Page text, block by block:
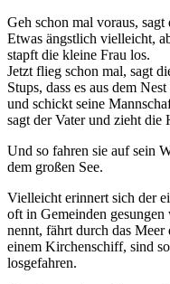
Geh schon mal voraus,
Etwas ängstlich vielleicht,
stapft die kleine Frau los.
Jetzt flieg schon mal, sagt
Stups, dass es aus dem
und schickt seine
sagt der Vater und zieht
Und so fahren sie auf sein
dem großen See.
Vielleicht erinnert sich der
oft in Gemeinden
nennt, fährt durch das
einem Kirchenschiff, sind
losgefahren.